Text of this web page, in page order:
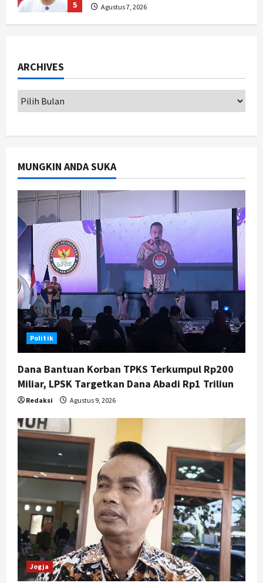
1
2
Miliar
Agustus 8, 2026
3
Jogja
Agustus 8, 2026
4
Politik
Momentum Kemajuan, Ini Pesan Ali
Badrudin
Agustus 8, 2026
Jogja
Peringatan HUT ke-270 Kota
Yogyakarta Digelar 2 Bulan, Fokus
pada UMKM dan Wisata
Agustus 7, 2026
ARCHIVES
MUNGKIN ANDA SUKA
Politik
Dana Bantuan Korban TPKS Terkumpul Rp200
Miliar, LPSK Targetkan Dana Abadi Rp1 Triliun
Redaksi Agustus 9, 2026
Jogja